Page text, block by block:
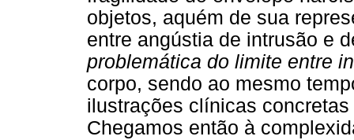
objetos, aquém de sua
entre angústia de intrusão e
problemática do limite entre
corpo, sendo ao mesmo
ilustrações clínicas
Chegamos então à